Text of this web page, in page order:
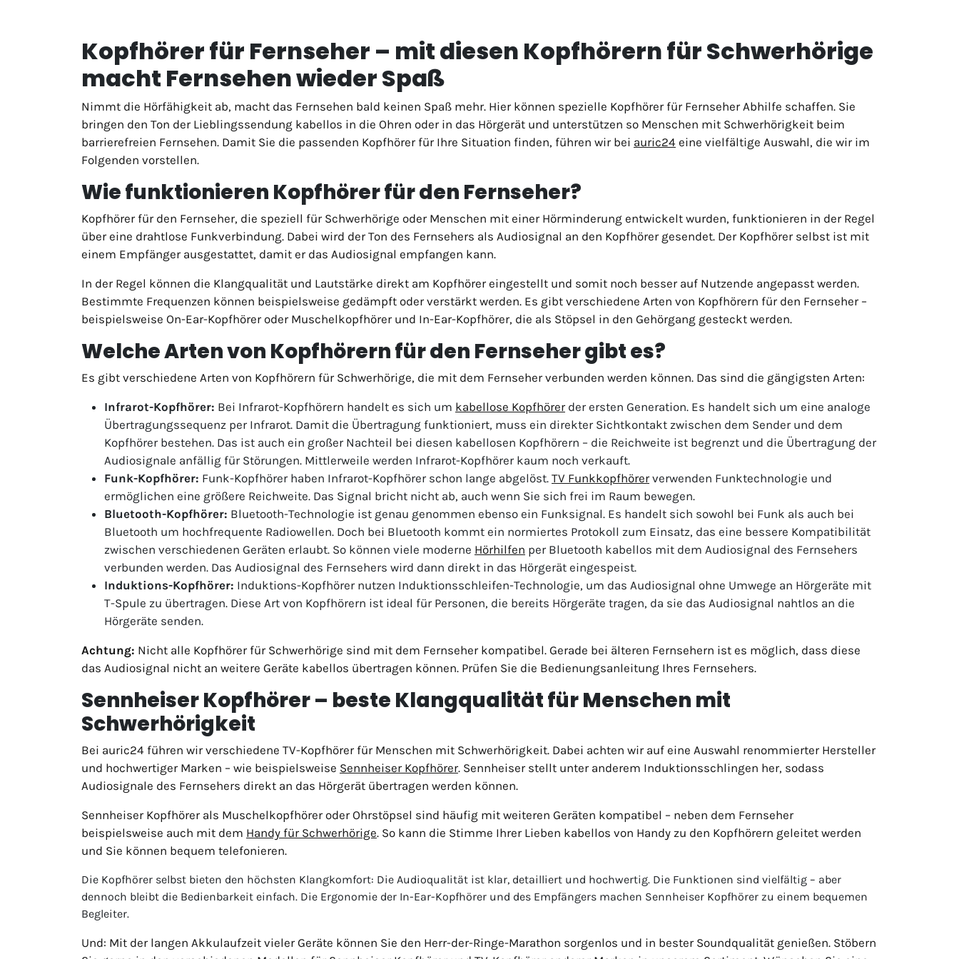
Kopfhörer für Fernseher – mit diesen Kopfhörern für Schwerhörige
macht Fernsehen wieder Spaß
Nimmt die Hörfähigkeit ab, macht das Fernsehen bald keinen Spaß mehr. Hier können spezielle Kopfhörer für Fernseher Abhilfe schaffen. Sie
bringen den Ton der Lieblingssendung kabellos in die Ohren oder in das Hörgerät und unterstützen so Menschen mit Schwerhörigkeit beim
barrierefreien Fernsehen. Damit Sie die passenden Kopfhörer für Ihre Situation finden, führen wir bei auric24 eine vielfältige Auswahl, die wir im
Folgenden vorstellen.
Wie funktionieren Kopfhörer für den Fernseher?
Kopfhörer für den Fernseher, die speziell für Schwerhörige oder Menschen mit einer Hörminderung entwickelt wurden, funktionieren in der Regel
über eine drahtlose Funkverbindung. Dabei wird der Ton des Fernsehers als Audiosignal an den Kopfhörer gesendet. Der Kopfhörer selbst ist mit
einem Empfänger ausgestattet, damit er das Audiosignal empfangen kann.
In der Regel können die Klangqualität und Lautstärke direkt am Kopfhörer eingestellt und somit noch besser auf Nutzende angepasst werden.
Bestimmte Frequenzen können beispielsweise gedämpft oder verstärkt werden. Es gibt verschiedene Arten von Kopfhörern für den Fernseher –
beispielsweise On-Ear-Kopfhörer oder Muschelkopfhörer und In-Ear-Kopfhörer, die als Stöpsel in den Gehörgang gesteckt werden.
Welche Arten von Kopfhörern für den Fernseher gibt es?
Es gibt verschiedene Arten von Kopfhörern für Schwerhörige, die mit dem Fernseher verbunden werden können. Das sind die gängigsten Arten:
Infrarot-Kopfhörer: Bei Infrarot-Kopfhörern handelt es sich um kabellose Kopfhörerder ersten Generation. Es handelt sich um eine analoge
Übertragungssequenz per Infrarot. Damit die Übertragung funktioniert, muss ein direkter Sichtkontakt zwischen dem Sender und dem
Kopfhörer bestehen. Das ist auch ein großer Nachteil bei diesen kabellosen Kopfhörern – die Reichweite ist begrenzt und die Übertragung der
Audiosignale anfällig für Störungen. Mittlerweile werden Infrarot-Kopfhörer kaum noch verkauft.
Funk-Kopfhörer: Funk-Kopfhörer haben Infrarot-Kopfhörer schon lange abgelöst. TV Funkkopfhörerverwenden Funktechnologie und
ermöglichen eine größere Reichweite. Das Signal bricht nicht ab, auch wenn Sie sich frei im Raum bewegen.
Bluetooth-Kopfhörer: Bluetooth-Technologie ist genau genommen ebenso ein Funksignal. Es handelt sich sowohl bei Funk als auch bei
Bluetooth um hochfrequente Radiowellen. Doch bei Bluetooth kommt ein normiertes Protokoll zum Einsatz, das eine bessere Kompatibilität
zwischen verschiedenen Geräten erlaubt. So können viele moderne Hörhilfen per Bluetooth kabellos mit dem Audiosignal des Fernsehers
verbunden werden. Das Audiosignal des Fernsehers wird dann direkt in das Hörgerät eingespeist.
Induktions-Kopfhörer: Induktions-Kopfhörer nutzen Induktionsschleifen-Technologie, um das Audiosignal ohne Umwege an Hörgeräte mit
T-Spule zu übertragen. Diese Art von Kopfhörern ist ideal für Personen, die bereits Hörgeräte tragen, da sie das Audiosignal nahtlos an die
Hörgeräte senden.
Achtung: Nicht alle Kopfhörer für Schwerhörige sind mit dem Fernseher kompatibel. Gerade bei älteren Fernsehern ist es möglich, dass diese
das Audiosignal nicht an weitere Geräte kabellos übertragen können. Prüfen Sie die Bedienungsanleitung Ihres Fernsehers.
Sennheiser Kopfhörer – beste Klangqualität für Menschen mit
Schwerhörigkeit
Bei auric24 führen wir verschiedene TV-Kopfhörer für Menschen mit Schwerhörigkeit. Dabei achten wir auf eine Auswahl renommierter Hersteller
und hochwertiger Marken – wie beispielsweise Sennheiser Kopfhörer. Sennheiser stellt unter anderem Induktionsschlingen her, sodass
Audiosignale des Fernsehers direkt an das Hörgerät übertragen werden können.
Sennheiser Kopfhörer als Muschelkopfhörer oder Ohrstöpsel sind häufig mit weiteren Geräten kompatibel – neben dem Fernseher
beispielsweise auch mit dem Handy für Schwerhörige. So kann die Stimme Ihrer Lieben kabellos von Handy zu den Kopfhörern geleitet werden
und Sie können bequem telefonieren.
Die Kopfhörer selbst bieten den höchsten Klangkomfort: Die Audioqualität ist klar, detailliert und hochwertig. Die Funktionen sind vielfältig – aber
dennoch bleibt die Bedienbarkeit einfach. Die Ergonomie der In-Ear-Kopfhörer und des Empfängers machen Sennheiser Kopfhörer zu einem bequemen
Begleiter.
Und: Mit der langen Akkulaufzeit vieler Geräte können Sie den Herr-der-Ringe-Marathon sorgenlos und in bester Soundqualität genießen. Stöbern